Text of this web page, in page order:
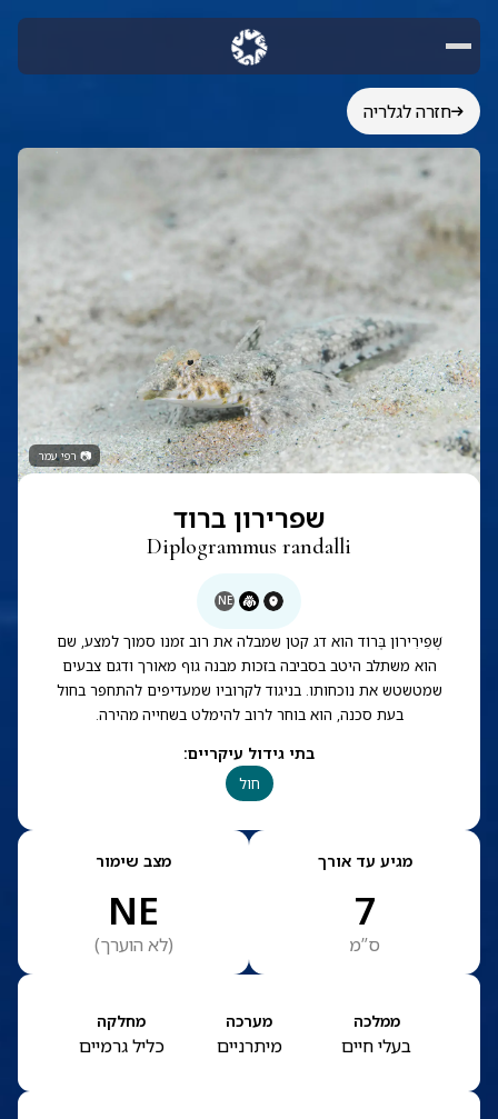
חזרה לגלריה
📷 רפי עמר
שפרירון ברוד
Diplogrammus randalli
NE
שְׁפִירִירוֹן בְּרוֹד הוא דג קטן שמבלה את רוב זמנו סמוך למצע, שם
הוא משתלב היטב בסביבה בזכות מבנה גוף מאורך ודגם צבעים
שמטשטש את נוכחותו. בניגוד לקרוביו שמעדיפים להתחפר בחול
בעת סכנה, הוא בוחר לרוב להימלט בשחייה מהירה.
בתי גידול עיקריים:
חול
מגיע עד אורך
7
ס”מ
מצב שימור
NE
(לא הוערך)
ממלכה
בעלי חיים
מערכה
מיתרניים
מחלקה
כליל גרמיים